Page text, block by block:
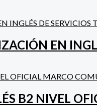
EN
B2 NIVEL